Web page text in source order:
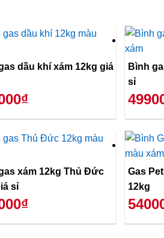
dầu khí xám 12kg giá
Bình
sỉ
xám 12kg Thủ Đức
sỉ
Gas
12kg